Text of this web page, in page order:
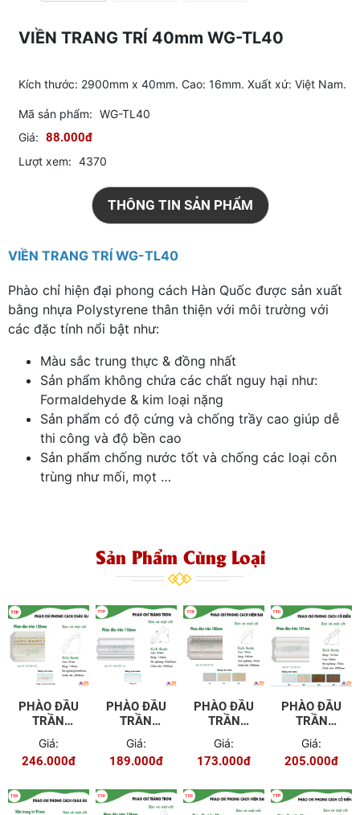
VIỀN TRANG TRÍ 40mm WG-TL40
Kích thước: 2900mm x 40mm. Cao: 16mm. Xuất xứ: Việt Nam.
Mã sản phẩm: WG-TL40
Giá: 88.000đ
Lượt xem: 4370
THÔNG TIN SẢN PHẨM
VIỀN TRANG TRÍ WG-TL40
Phào chỉ hiện đại phong cách Hàn Quốc được sản xuất
bằng nhựa Polystyrene thân thiện với môi trường với
các đặc tính nổi bật như:
Màu sắc trung thực & đồng nhất
Sản phẩm không chứa các chất nguy hại như:
Formaldehyde & kim loại nặng
Sản phẩm có độ cứng và chống trầy cao giúp dễ
thi công và độ bền cao
Sản phẩm chống nước tốt và chống các loại côn
trùng như mối, mọt …
Sản Phẩm Cùng Loại
PHÀO ĐẦU
TRẦN
WG-TR120
Giá:
246.000đ
PHÀO ĐẦU
TRẦN
WW-TR116
Giá:
189.000đ
PHÀO ĐẦU
TRẦN
KR-TR100
Giá:
173.000đ
PHÀO ĐẦU
TRẦN
TR101
Giá:
205.000đ